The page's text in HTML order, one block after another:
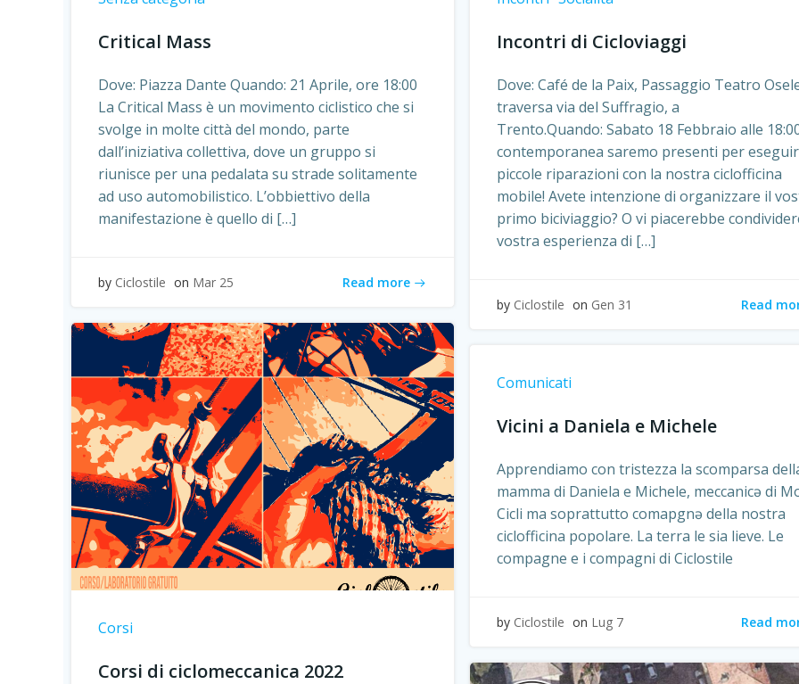
Critical Mass
Dove: Piazza Dante Quando: 21 Aprile, ore 18:00
La Critical Mass è un movimento ciclistico che si
svolge in molte città del mondo, parte
dall’iniziativa collettiva, dove un gruppo si
riunisce per una pedalata su strade solitamente
ad uso automobilistico. L’obbiettivo della
manifestazione è quello di […]
by Ciclostile on Mar 25 Read more
Incontri di Cicloviaggi
Dove: Café de la Paix, Passaggio Teatro
traversa via del Suffragio, a
Trento.Quando: Sabato 18 Febbraio alle
contemporanea saremo presenti per
piccole riparazioni con la nostra ciclofficina
mobile! Avete intenzione di organizzare il
primo biciviaggio? O vi piacerebbe
vostra esperienza di […]
by Ciclostile on Gen 31 Read
Corsi
Corsi di ciclomeccanica 2022
Comunicati
Vicini a Daniela e Michele
Apprendiamo con tristezza la scomparsa
mamma di Daniela e Michele, meccanicə di
Cicli ma soprattutto comapgnə della nostra
ciclofficina popolare. La terra le sia lieve. Le
compagne e i compagni di Ciclostile
by Ciclostile on Lug 7 Read